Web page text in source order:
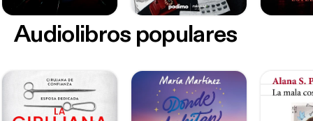
Audiolibros populares